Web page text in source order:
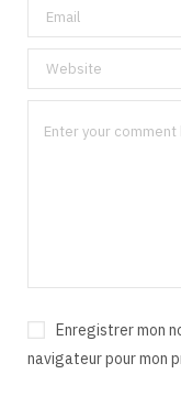
Enregistrer mon
navigateur pour mon